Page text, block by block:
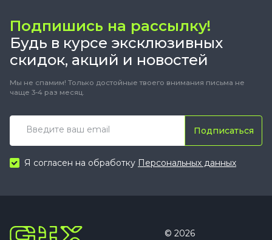
Подпишись на рассылку!
Будь в курсе эксклюзивных
скидок, акций и новостей
Мы не спамим! Только достойные твоего внимания письма не
чаще 3-4 раз месяц.
Подписаться
Я согласен на обработку Персональных данных
© 2026